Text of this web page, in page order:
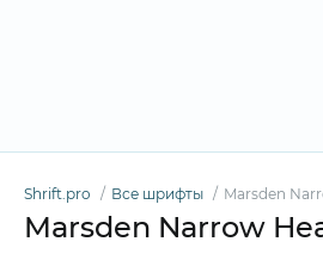
Shrift.pro Все шрифты Marsden
Marsden Narrow